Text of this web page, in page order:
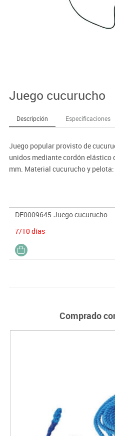
Juego cucurucho
Descripción Especificaciones
Juego popular provisto de
unidos mediante cordón elástico
mm. Material cucurucho y pelota:
DE0009645 Juego cucurucho
7/10 días
Comprado